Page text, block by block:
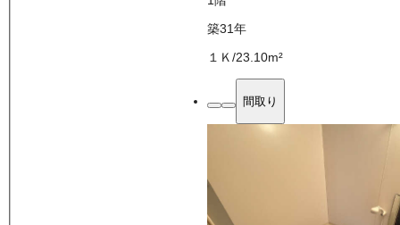
築31年
１Ｋ/23.10m²
間取り